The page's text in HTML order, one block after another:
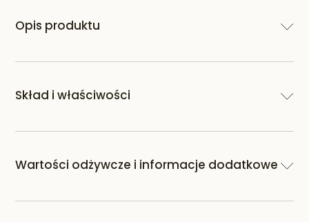
images
gallery
images
gallery
Opis produktu
Skład i właściwości
Wartości odżywcze i informacje dodatkowe